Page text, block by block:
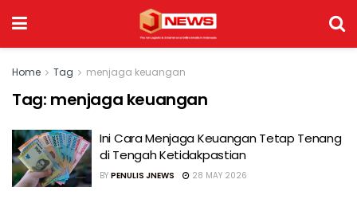
Home Tag menjaga keuangan
Tag: menjaga keuangan
Ini Cara Menjaga Keuangan Tetap Tenang
di Tengah Ketidakpastian
BY PENULIS JNEWS 28 MAY 2026